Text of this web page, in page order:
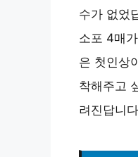
수가 없었
소포 4매
은 첫인상
착해주고
려진답니